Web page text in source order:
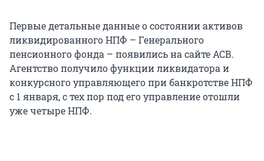
Первые детальные данные о состоянии активов
ликвидированного НПФ – Генерального
пенсионного фонда – появились на сайте АСВ.
Агентство получило функции ликвидатора и
конкурсного управляющего при банкротстве НПФ
с 1 января, с тех пор под его управление отошли
уже четыре НПФ.